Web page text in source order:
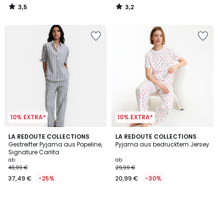
3,5
/
3,2
/
10% EXTRA*
LA REDOUTE COLLECTIONS
Gestreifter Pyjama aus Popeline,
Signature Carlita
ab
49,99 €
37,49 € -25%
4,1
/ 5
2
Farben
10% EXTRA*
LA REDOUTE COLLECTIONS
Pyjama aus bedrucktem Jersey
ab
29,99 €
20,99 € -30%
5
/